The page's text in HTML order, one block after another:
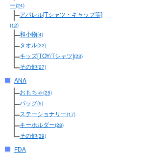
ー(24)
アパレル[Tシャツ・キャップ等]
(12)
和小物(4)
タオル(22)
キッズ[TOY/Tシャツ](23)
その他(27)
ANA
おもちゃ(25)
バッグ(5)
ステーショナリー(17)
キーホルダー(28)
その他(39)
FDA